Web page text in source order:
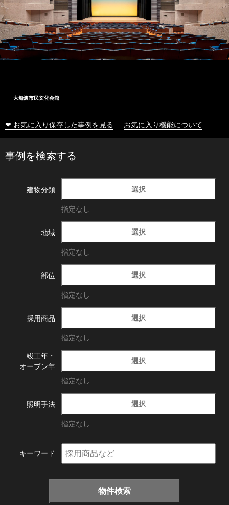
大船渡市民文化会館
❤ お気に入り保存した事例を見る お気に入り機能について
事例を検索する
建物分類 選択
指定なし
地域 選択
指定なし
部位 選択
指定なし
採用商品 選択
指定なし
竣工年・
オープン年
選択
指定なし
照明手法 選択
指定なし
キーワード
物件検索